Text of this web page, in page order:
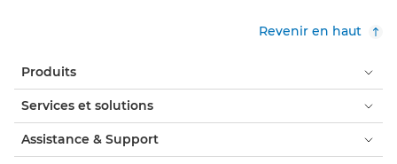
Revenir en haut
Produits
Services et solutions
Assistance & Support